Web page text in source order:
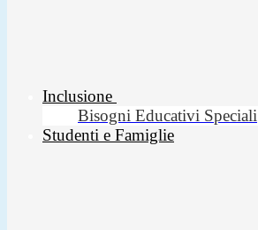
Inclusione
Bisogni Educativi Speciali
Studenti e Famiglie